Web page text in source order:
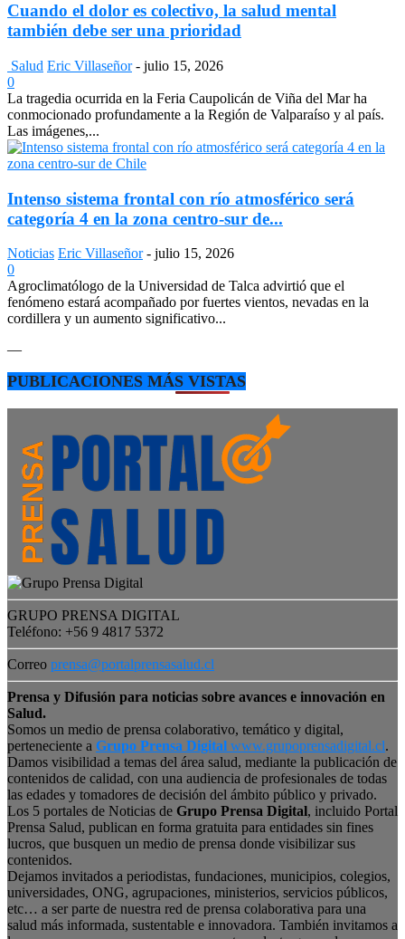
Cuando el dolor es colectivo, la salud mental
también debe ser una prioridad
Salud Eric Villaseñor - julio 15, 2026
0
La tragedia ocurrida en la Feria Caupolicán de Viña del Mar ha
conmocionado profundamente a la Región de Valparaíso y al país.
Las imágenes,...
Intenso sistema frontal con río atmosférico será
categoría 4 en la zona centro-sur de...
Noticias Eric Villaseñor - julio 15, 2026
0
Agroclimatólogo de la Universidad de Talca advirtió que el
fenómeno estará acompañado por fuertes vientos, nevadas en la
cordillera y un aumento significativo...
—
PUBLICACIONES MÁS VISTAS
GRUPO PRENSA DIGITAL
Teléfono: +56 9 4817 5372
Correo prensa@portalprensasalud.cl
Prensa y Difusión para noticias sobre avances e innovación en
Salud.
Somos un medio de prensa colaborativo, temático y digital,
perteneciente a Grupo Prensa Digital www.grupoprensadigital.cl.
Damos visibilidad a temas del área salud, mediante la publicación de
contenidos de calidad, con una audiencia de profesionales de todas
las edades y tomadores de decisión del ámbito público y privado.
Los 5 portales de Noticias de Grupo Prensa Digital, incluido Portal
Prensa Salud, publican en forma gratuita para entidades sin fines
lucros, que busquen un medio de prensa donde visibilizar sus
contenidos.
Dejamos invitados a periodistas, fundaciones, municipios, colegios,
universidades, ONG, agrupaciones, ministerios, servicios públicos,
etc… a ser parte de nuestra red de prensa colaborativa para una
salud más informada, sustentable e innovadora. También invitamos a